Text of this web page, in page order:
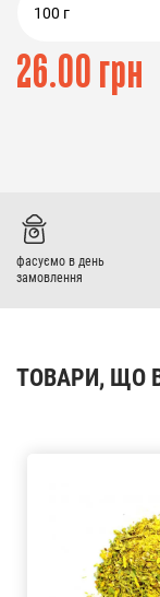
100 г
26.00 грн
фасуємо в день
замовлення
ТОВАРИ, ЩО